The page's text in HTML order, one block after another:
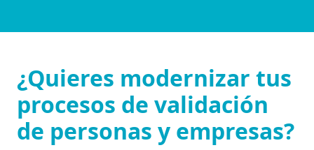
¿Quieres modernizar tus
procesos de validación
de personas y empresas?